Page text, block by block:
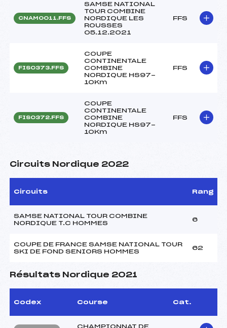
CNAM0011.FFS
SAMSE NATIONAL
TOUR COMBINE
NORDIQUE LES
ROUSSES
05.12.2021
FFS
FIS0373.FFS
COUPE
CONTINENTALE
COMBINE
NORDIQUE HS97-
10Km
FFS
FIS0372.FFS
COUPE
CONTINENTALE
COMBINE
NORDIQUE HS97-
10Km
FFS
Circuits Nordique 2022
Circuits Rang
SAMSE NATIONAL TOUR COMBINE
NORDIQUE T.C HOMMES
6
COUPE DE FRANCE SAMSE NATIONAL TOUR
SKI DE FOND SENIORS HOMMES
62
Résultats Nordique 2021
Codex Course Cat.
CHAMPIONNAT DE